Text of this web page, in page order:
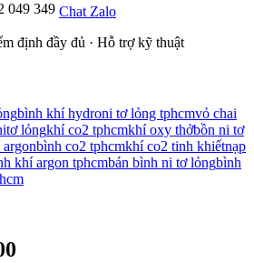
049 349 Chat Zalo
định đầy đủ · Hỗ trợ kỹ thuật
bình khí hydroni tơ lỏng tphcmvỏ chai
lỏngkhí co2 tphcmkhí oxy thởbồn ni tơ
bình co2 tphcmkhí co2 tinh khiếtnạp
khí argon tphcmbán bình ni tơ lỏngbình